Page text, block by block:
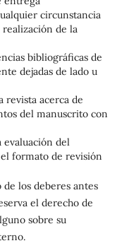
circunstancia
de la
bibliográficas de
dejadas de lado u
revista acerca de
del manuscrito con
evaluación del
formato de revisión
los deberes antes
el derecho de
sobre su